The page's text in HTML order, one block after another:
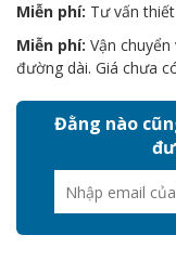
Miễn phí: Tư vấn
Miễn phí: Vận
đường dài. Giá chưa
Đằng nào